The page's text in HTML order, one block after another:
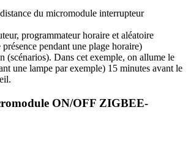
du micromodule interrupteur
programmateur horaire et aléatoire
pendant une plage horaire)
(scénarios). Dans cet exemple, on allume le
une lampe par exemple) 15 minutes avant le
ON/OFF ZIGBEE-